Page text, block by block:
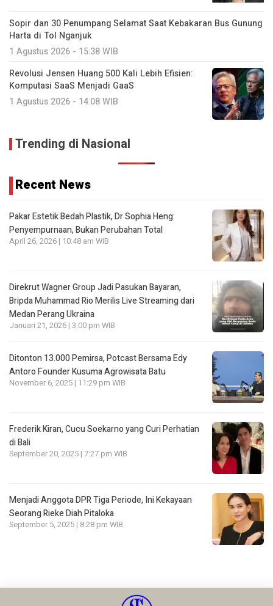
Sopir dan 30 Penumpang Selamat Saat Kebakaran Bus Gunung
Harta di Tol Nganjuk
1 Agustus 2026 - 15:38 WIB
Revolusi Jensen Huang 500 Kali Lebih Efisien:
Komputasi SaaS Menjadi GaaS
1 Agustus 2026 - 14:08 WIB
Trending di Nasional
Recent News
Pakar Estetik Bedah Plastik, Dr Sophia Heng:
Penyempurnaan, Bukan Perubahan Total
April 26, 2026 | 10:48 am WIB
Direkrut Wagner Group Jadi Pasukan Bayaran,
Bripda Muhammad Rio Merilis Live Streaming dari
Medan Perang Ukraina
Januari 21, 2026 | 3:00 pm WIB
Ditonton 13.000 Pemirsa, Potcast Bersama Edy
Antoro Founder Kusuma Agrowisata Batu
November 6, 2025 | 11:29 pm WIB
Frederik Kiran, Cucu Soekarno yang Curi Perhatian
di Bali
September 20, 2025 | 7:27 pm WIB
Menjadi Anggota DPR Tiga Periode, Ini Kekayaan
Seorang Rieke Diah Pitaloka
September 5, 2025 | 8:28 pm WIB